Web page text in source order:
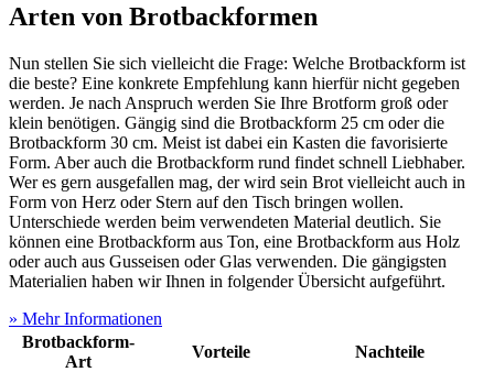
Arten von Brotbackformen
Nun stellen Sie sich vielleicht die Frage: Welche Brotbackform ist
die beste? Eine konkrete Empfehlung kann hierfür nicht gegeben
werden. Je nach Anspruch werden Sie Ihre Brotform groß oder
klein benötigen. Gängig sind die Brotbackform 25 cm oder die
Brotbackform 30 cm. Meist ist dabei ein Kasten die favorisierte
Form. Aber auch die Brotbackform rund findet schnell Liebhaber.
Wer es gern ausgefallen mag, der wird sein Brot vielleicht auch in
Form von Herz oder Stern auf den Tisch bringen wollen.
Unterschiede werden beim verwendeten Material deutlich. Sie
können eine Brotbackform aus Ton, eine Brotbackform aus Holz
oder auch aus Gusseisen oder Glas verwenden. Die gängigsten
Materialien haben wir Ihnen in folgender Übersicht aufgeführt.
» Mehr Informationen
Brotbackform-
Art
Vorteile Nachteile